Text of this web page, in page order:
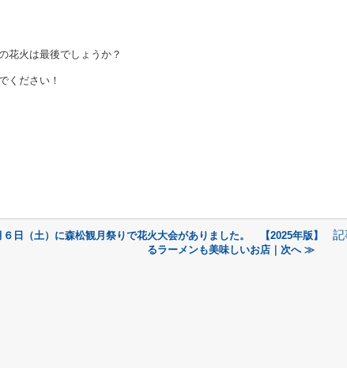
花火は最後でしょうか？
ください！
日（土）に森松観月祭りで花火大会がありました。 【2025年版】 記
るラーメンも美味しいお店｜次へ ≫